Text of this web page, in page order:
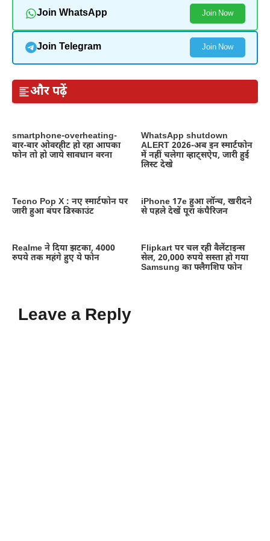
Join WhatsApp Join Now
Join Telegram Join Now
और पढ़ें
smartphone-overheating-
बार-बार ओवरहीट हो रहा आपका
फोन तो हो जाये सावधान वरना
WhatsApp shutdown
ALERT 2026-अब इन स्मार्टफोन
में नहीं चलेगा व्हाट्सऐप, जारी हुई
लिस्ट देखे
Tecno Pop X : नए स्मार्टफोन पर
जारी हुआ बंपर डिस्काउंट
iPhone 17e हुआ लॉन्च, खरीदने
से पहले देखें पूरा कंपैरिजन
Realme ने दिया झटका, 4000
रुपये तक महंगे हुए ये फोन
Flipkart पर चल रही वैलेंटाइन्स
सेल, 20,000 रुपये सस्ता हो गया
Samsung का फ्लैगशिप फोन
Leave a Reply